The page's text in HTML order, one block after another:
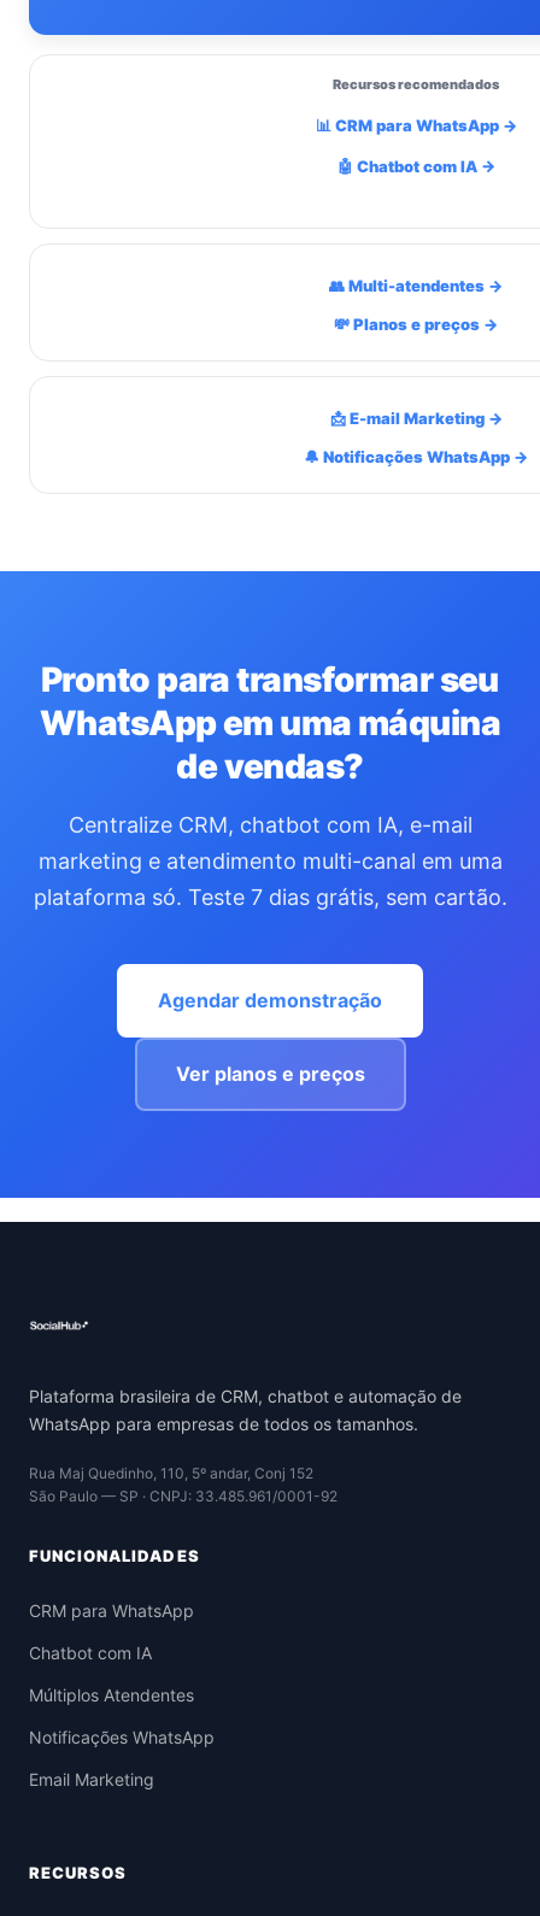
Recursos recomendados
📊 CRM para WhatsApp →
🤖 Chatbot com IA →
👥 Multi-atendentes →
💸 Planos e preços →
📩 E-mail Marketing →
🔔 Notificações WhatsApp →
Pronto para transformar seu
WhatsApp em uma máquina
de vendas?
Centralize CRM, chatbot com IA, e-mail
marketing e atendimento multi-canal em uma
plataforma só. Teste 7 dias grátis, sem cartão.
Agendar demonstração
Ver planos e preços
Plataforma brasileira de CRM, chatbot e automação de
WhatsApp para empresas de todos os tamanhos.
Rua Maj Quedinho, 110, 5º andar, Conj 152
São Paulo — SP · CNPJ: 33.485.961/0001-92
FUNCIONALIDADES
CRM para WhatsApp
Chatbot com IA
Múltiplos Atendentes
Notificações WhatsApp
Email Marketing
RECURSOS